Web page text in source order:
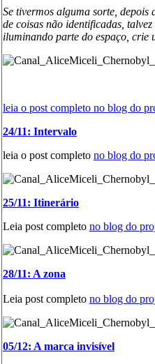
Se tivermos alguma sorte, depois
de coisas não identificadas,
iluminando parte do espaço, crie
leia o post completo no blog do
24/11: Intervalo
leia o post completo no blog do
25/11: Itinerário
Leia post completo no blog do
28/11: A zona
Leia post completo no blog do
05/12: A marca invisível